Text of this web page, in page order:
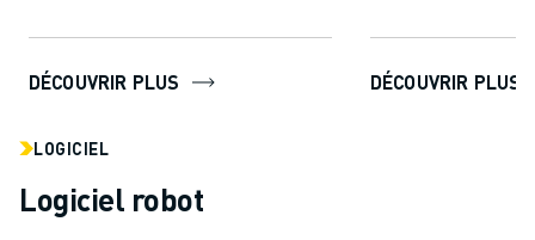
DÉCOUVRIR PLUS DÉCOUVRIR PLUS
LOGICIEL
Logiciel robot